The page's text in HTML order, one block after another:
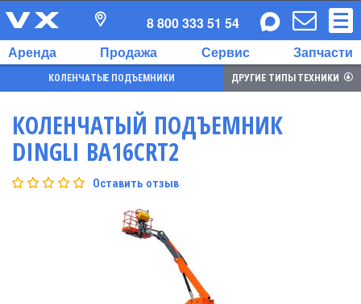
Аренда Продажа Сервис Запчасти
8 800 333 51 54
КОЛЕНЧАТЫЕ ПОДЪЕМНИКИ ДРУГИЕ ТИПЫ ТЕХНИКИ
КОЛЕНЧАТЫЙ ПОДЪЕМНИК
DINGLI BA16CRT2
Оставить отзыв